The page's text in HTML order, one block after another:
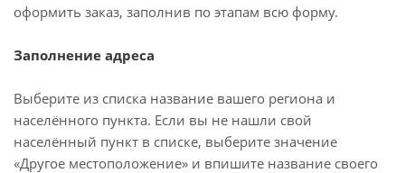
оформить заказ, заполнив по этапам всю форму.
Заполнение адреса
Выберите из списка название вашего региона и
населённого пункта. Если вы не нашли свой
населённый пункт в списке, выберите значение
«Другое местоположение» и впишите название своего